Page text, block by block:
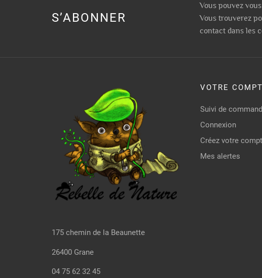
S’ABONNER
Vous pouvez
Vous trouverez
contact dans les
175 chemin de la Beaunette
26400 Grane
04 75 62 32 45
VOTRE
Suivi de
Connexion
Créez votre
Mes alertes